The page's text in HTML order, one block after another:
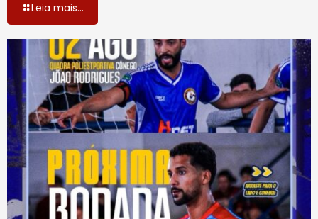
Leia mais...